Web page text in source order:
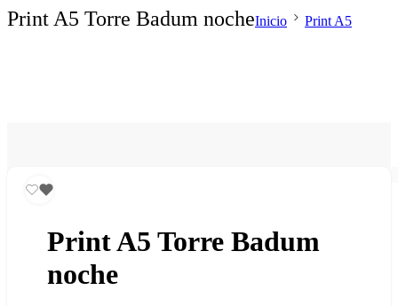
Print A5 Torre Badum nocheInicio Print A5
Print A5 Torre Badum
noche